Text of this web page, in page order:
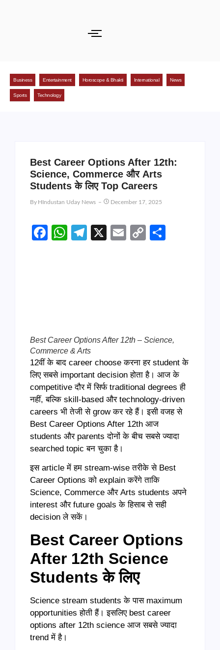
Business Entertainment Horoscope & Bhakti International News
Sports Technology
Best Career Options After 12th:
Science, Commerce और Arts
Students के लिए Top Careers
By HIndustan Uday News December 17, 2025
Facebook
WhatsApp
Telegram
X EmailCopy
Best Career Options After 12th – Science,
Commerce & Arts
12वीं के बाद career choose करना हर student के
लिए सबसे important decision होता है। आज के
competitive दौर में सिर्फ traditional degrees ही
नहीं, बल्कि skill-based और technology-driven
careers भी तेजी से grow कर रहे हैं। इसी वजह से
Best Career Options After 12th आज
students और parents दोनों के बीच सबसे ज्यादा
searched topic बन चुका है।
इस article में हम stream-wise तरीके से Best
Career Options को explain करेंगे ताकि
Science, Commerce और Arts students अपने
interest और future goals के हिसाब से सही
decision ले सकें।
Best Career Options
After 12th Science
Students के लिए
Science stream students के पास maximum
opportunities होती हैं। इसलिए best career
options after 12th science आज सबसे ज्यादा
trend में है।